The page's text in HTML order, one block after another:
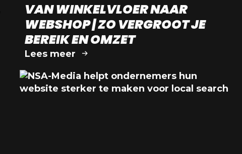
VAN WINKELVLOER NAAR
WEBSHOP | ZO VERGROOT JE
BEREIK EN OMZET
Lees meer